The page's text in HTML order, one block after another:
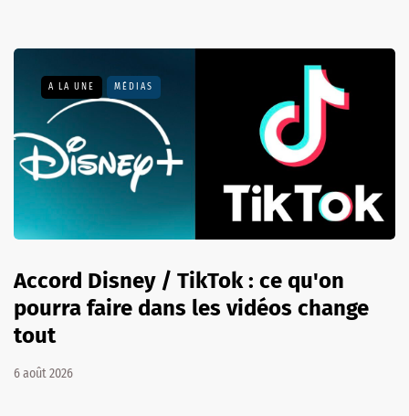
A LA UNE MÉDIAS
Accord Disney / TikTok : ce qu'on
pourra faire dans les vidéos change
tout
6 août 2026